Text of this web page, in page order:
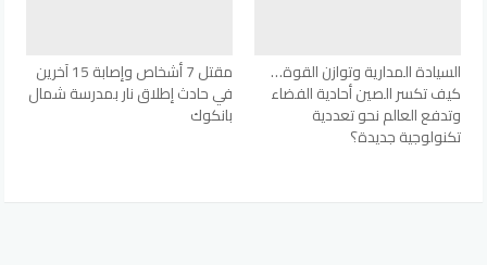
السيادة المدارية وتوازن القوة…
كيف تكسر الصين أحادية الفضاء
وتدفع العالم نحو تعددية
تكنولوجية جديدة؟
مقتل 7 أشخاص وإصابة 15 آخرين
في حادث إطلاق نار بمدرسة شمال
بانكوك